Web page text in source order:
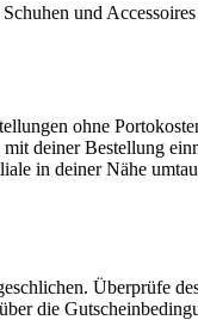
und
ohne
deiner Bestellung
in deiner Nähe
Überprüfe
die